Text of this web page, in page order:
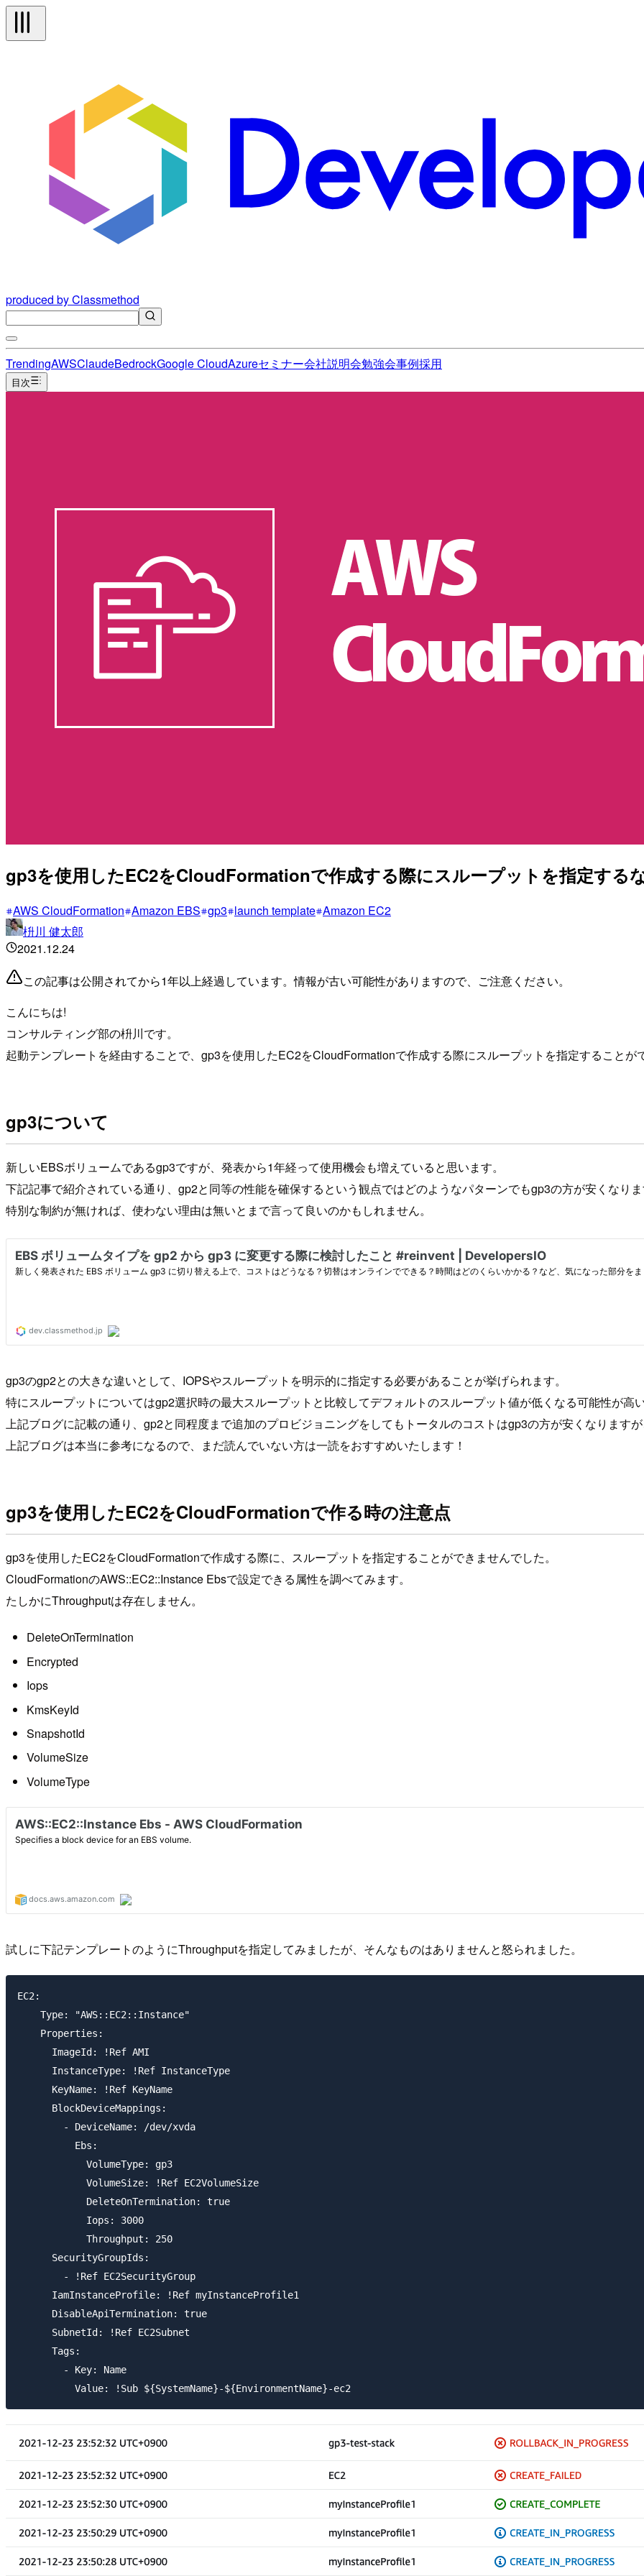
produced by Classmethod
TrendingAWSClaudeBedrockGoogle CloudAzureセミナー会社説明会勉強会事例採用
目次
gp3を使用したEC2をCloudFormationで作成する際にスループットを指定する
AWS CloudFormation Amazon EBS gp3 launch template Amazon EC2
枡川 健太郎
2021.12.24
この記事は公開されてから1年以上経過しています。情報が古い可能性がありますので、ご注意ください。
こんにちは!
コンサルティング部の枡川です。
起動テンプレートを経由することで、gp3を使用したEC2をCloudFormationで作成する際にスループットを指定するこ
gp3について
新しいEBSボリュームであるgp3ですが、発表から1年経って使用機会も増えていると思います。
下記記事で紹介されている通り、gp2と同等の性能を確保するという観点ではどのようなパターンでもgp3の方が安くなり
特別な制約が無ければ、使わない理由は無いとまで言って良いのかもしれません。
gp3のgp2との大きな違いとして、IOPSやスループットを明示的に指定する必要があることが挙げられます。
特にスループットについてはgp2選択時の最大スループットと比較してデフォルトのスループット値が低くなる可能性が高
上記ブログに記載の通り、gp2と同程度まで追加のプロビジョニングをしてもトータルのコストはgp3の方が安くなります
上記ブログは本当に参考になるので、まだ読んでいない方は一読をおすすめいたします！
gp3を使用したEC2をCloudFormationで作る時の注意点
gp3を使用したEC2をCloudFormationで作成する際に、スループットを指定することができませんでした。
CloudFormationのAWS::EC2::Instance Ebsで設定できる属性を調べてみます。
たしかにThroughputは存在しません。
DeleteOnTermination
Encrypted
Iops
KmsKeyId
SnapshotId
VolumeSize
VolumeType
試しに下記テンプレートのようにThroughputを指定してみましたが、そんなものはありませんと怒られました。
EC2:
    Type: "AWS::EC2::Instance"
    Properties:
      ImageId: !Ref AMI
      InstanceType: !Ref InstanceType
      KeyName: !Ref KeyName
      BlockDeviceMappings:
        - DeviceName: /dev/xvda
          Ebs:
            VolumeType: gp3
            VolumeSize: !Ref EC2VolumeSize
            DeleteOnTermination: true
            Iops: 3000
            Throughput: 250
      SecurityGroupIds:
        - !Ref EC2SecurityGroup
      IamInstanceProfile: !Ref myInstanceProfile1
      DisableApiTermination: true
      SubnetId: !Ref EC2Subnet
      Tags:
        - Key: Name